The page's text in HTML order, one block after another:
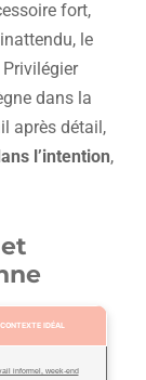
fort,
le
Privilégier
dans la
après détail,
l’intention,
CONTEXTE IDÉAL
informel, week-end